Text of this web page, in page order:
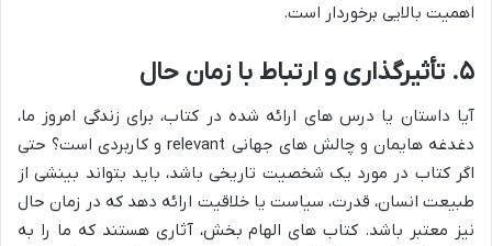
اهمیت بالایی برخوردار است.
۵. تأثیرگذاری و ارتباط با زمان حال
آیا داستان یا درس های ارائه شده در کتاب، برای زندگی امروز ما،
دغدغه هایمان و چالش های جهانی relevant و کاربردی است؟ حتی
اگر کتاب در مورد یک شخصیت تاریخی باشد، باید بتواند بینشی از
طبیعت انسان، قدرت، سیاست یا خلاقیت ارائه دهد که در زمان حال
نیز معتبر باشد. کتاب های الهام بخش، آثاری هستند که ما را به